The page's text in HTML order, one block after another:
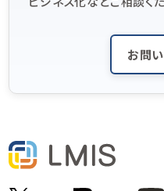
お問